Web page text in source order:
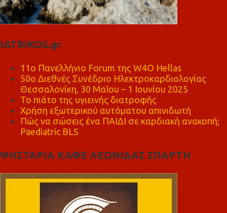
IATRIKOS.gr
11ο Πανελλήνιο Forum της W4O Hellas
50ο Διεθνές Συνέδριο Ηλεκτροκαρδιολογίας
Θεσσαλονίκη, 30 Μαΐου – 1 Ιουνίου 2025
Το πιάτο της υγιεινής διατροφής
Χρήση εξωτερικού αυτόματου απινιδωτή
Πώς να σώσεις ένα ΠΑΙΔΙ σε καρδιακή ανακοπή;
Paediatric BLS
ΨΗΣΤΑΡΙΑ ΚΑΦΕ ΛΕΩΝΙΔΑΣ ΣΠΑΡΤΗ